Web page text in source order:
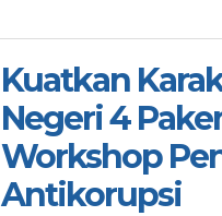
Kuatkan
Negeri 4
Workshop
Antikorupsi